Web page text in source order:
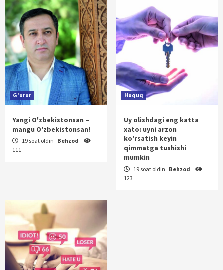
G'urur
Yangi O'zbekistonsan –
mangu O'zbekistonsan!
19 soat oldin Behzod
111
Huquq
Uy olishdagi eng katta
xato: uyni arzon
ko'rsatish keyin
qimmatga tushishi
mumkin
19 soat oldin Behzod
123